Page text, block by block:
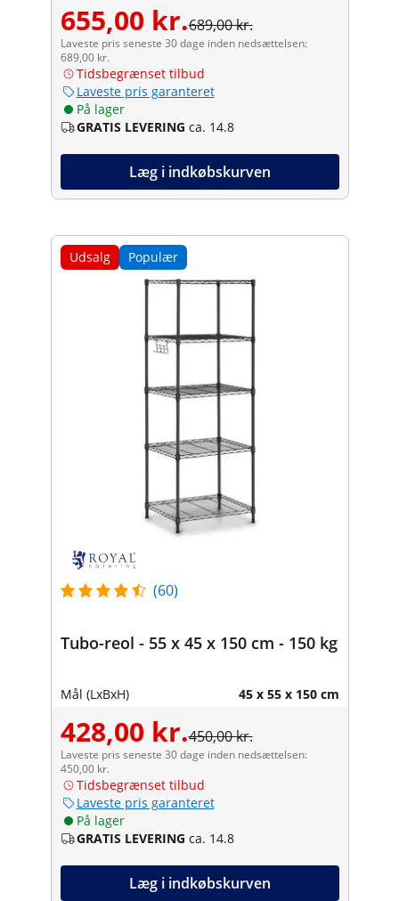
655,00 kr.689,00 kr.
Laveste pris seneste 30 dage inden nedsættelsen:
689,00 kr.
Tidsbegrænset tilbud
Laveste pris garanteret
På lager
GRATIS LEVERING ca. 14.8
Læg i indkøbskurven
Udsalg Populær
(60)
Tubo-reol - 55 x 45 x 150 cm - 150 kg
Mål (LxBxH) 45 x 55 x 150 cm
428,00 kr.450,00 kr.
Laveste pris seneste 30 dage inden nedsættelsen:
450,00 kr.
Tidsbegrænset tilbud
Laveste pris garanteret
På lager
GRATIS LEVERING ca. 14.8
Læg i indkøbskurven